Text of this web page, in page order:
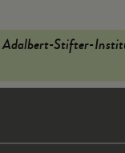
Stifter-